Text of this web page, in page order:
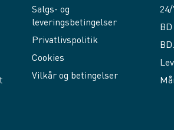
Salgs- og
leveringsbetingelser
Privatlivspolitik
Cookies
Vilkår og betingelser
24/